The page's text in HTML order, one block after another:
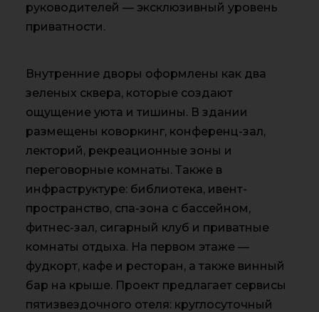
руководителей — эксклюзивный уровень
приватности.
Внутренние дворы оформлены как два
зеленых сквера, которые создают
ощущение уюта и тишины. В здании
размещены коворкинг, конференц-зал,
лекторий, рекреационные зоны и
переговорные комнаты. Также в
инфраструктуре: библиотека, ивент-
пространство, спа-зона с бассейном,
фитнес-зал, сигарный клуб и приватные
комнаты отдыха. На первом этаже —
фудкорт, кафе и ресторан, а также винный
бар на крыше. Проект предлагает сервисы
пятизвездочного отеля: круглосуточный